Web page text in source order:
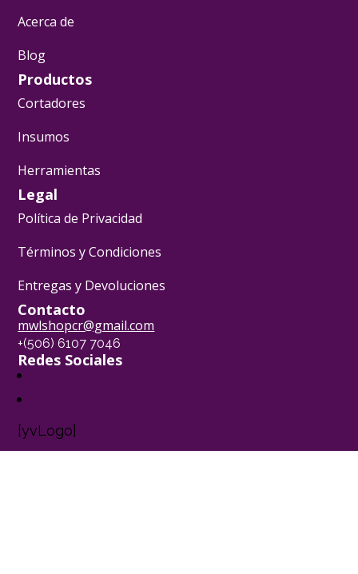
Acerca de
Blog
Productos
Cortadores
Insumos
Herramientas
Legal
Política de Privacidad
Términos y Condiciones
Entregas y Devoluciones
Contacto
mwlshopcr@gmail.com
+(506) 6107 7046
Redes Sociales
[yvLogo]